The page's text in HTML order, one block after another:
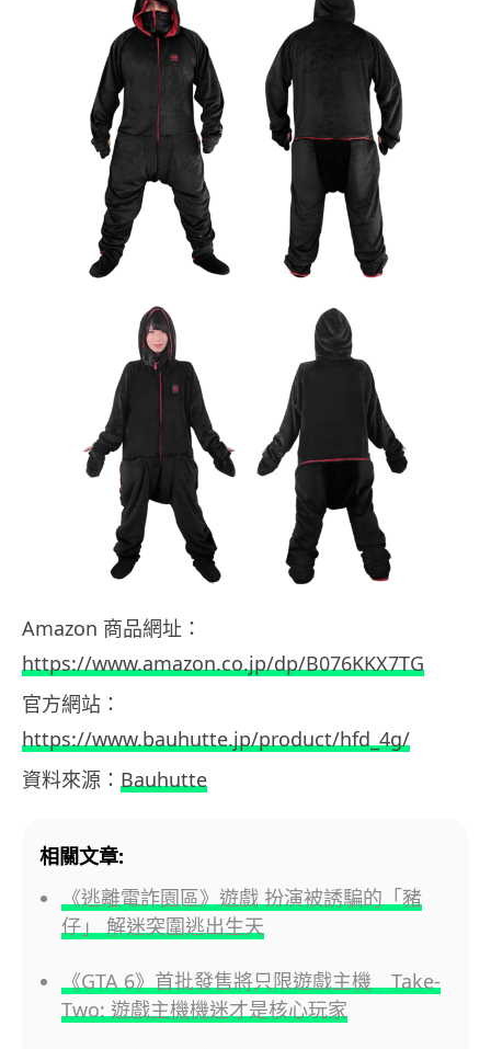
Amazon 商品網址：
https://www.amazon.co.jp/dp/B076KKX7TG
官方網站：
https://www.bauhutte.jp/product/hfd_4g/
資料來源： Bauhutte
相關文章:
《逃離電詐園區》遊戲 扮演被誘騙的「豬
仔」 解迷突圍逃出生天
《GTA 6》首批發售將只限遊戲主機 Take-
Two: 遊戲主機機迷才是核心玩家